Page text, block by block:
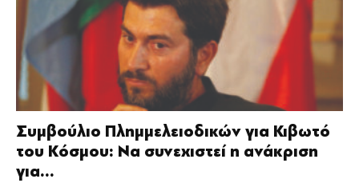
Συμβούλιο Πλημμελειοδικών για Κιβωτό
του Κόσμου: Να συνεχιστεί η ανάκριση
για...